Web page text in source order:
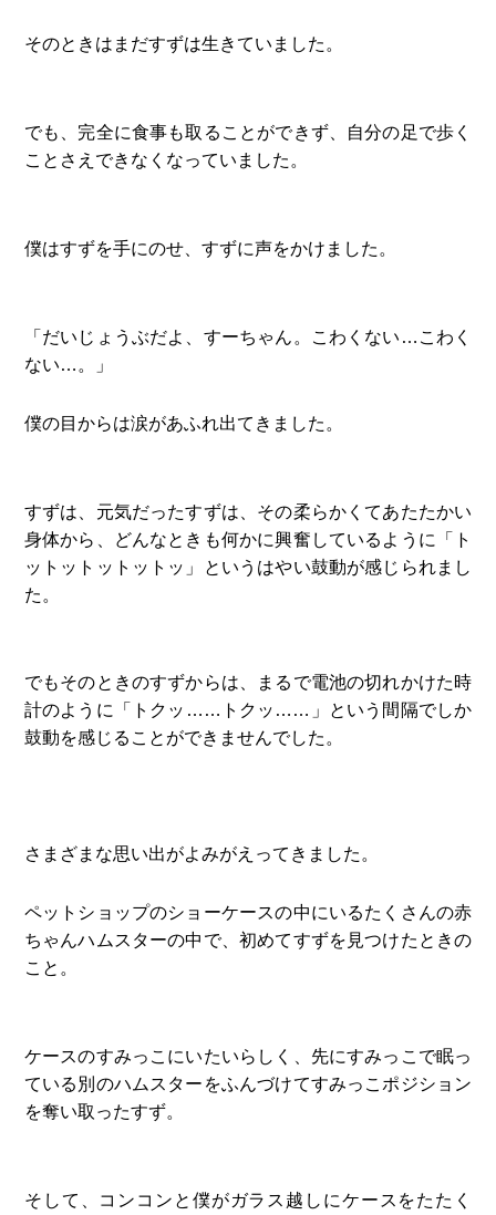
そのときはまだすずは生きていました。
でも、完全に食事も取ることができず、自分の足で歩く
ことさえできなくなっていました。
僕はすずを手にのせ、すずに声をかけました。
「だいじょうぶだよ、すーちゃん。こわくない…こわく
ない…。」
僕の目からは涙があふれ出てきました。
すずは、元気だったすずは、その柔らかくてあたたかい
身体から、どんなときも何かに興奮しているように「ト
ットットットットッ」というはやい鼓動が感じられまし
た。
でもそのときのすずからは、まるで電池の切れかけた時
計のように「トクッ……トクッ……」という間隔でしか
鼓動を感じることができませんでした。
さまざまな思い出がよみがえってきました。
ペットショップのショーケースの中にいるたくさんの赤
ちゃんハムスターの中で、初めてすずを見つけたときの
こと。
ケースのすみっこにいたいらしく、先にすみっこで眠っ
ている別のハムスターをふんづけてすみっこポジション
を奪い取ったすず。
そして、コンコンと僕がガラス越しにケースをたたく